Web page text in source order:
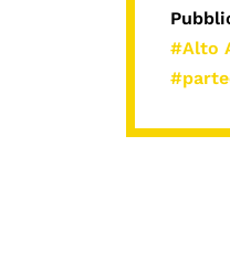
#Alto